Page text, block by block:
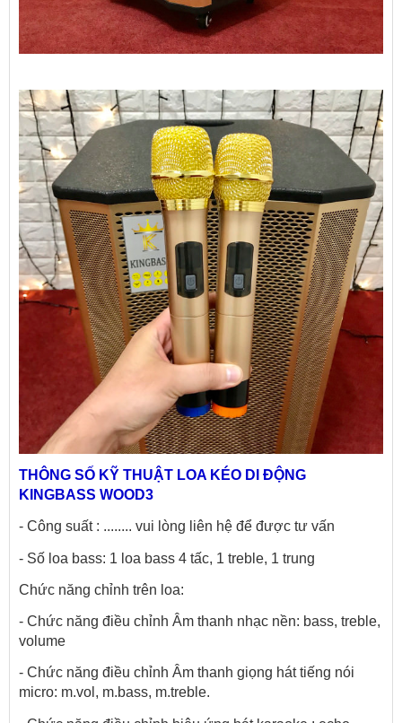
THÔNG SỐ KỸ THUẬT LOA KÉO DI ĐỘNG
KINGBASS WOOD3
- Công suất : ........ vui lòng liên hệ để được tư vấn
- Số loa bass: 1 loa bass 4 tấc, 1 treble, 1 trung
Chức năng chỉnh trên loa:
- Chức năng điều chỉnh Âm thanh nhạc nền: bass, treble,
volume
- Chức năng điều chỉnh Âm thanh giọng hát tiếng nói
micro: m.vol, m.bass, m.treble.